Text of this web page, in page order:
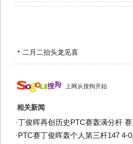
二月二抬头龙见喜
上网从搜狗开始
相关新闻
·丁俊晖再创历史PTC赛轰满分杆
·PTC赛丁俊晖轰个人第三杆147 4-